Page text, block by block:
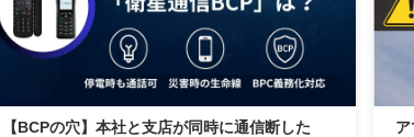
以下の3点です。 人命の保護・ ...
信
法
【BCPの穴】本社と支店が同時に通信断した